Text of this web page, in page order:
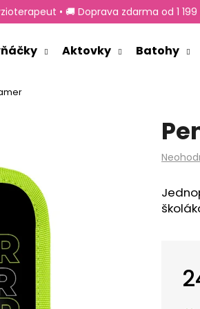
• 🚚 Doprava zdarma od 1 199
Aktovky Batohy
je
0,0